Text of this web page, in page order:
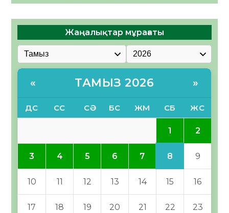
Жаңалықтар мұрағаты
« ТАМЫЗ 2026 »
ДС СС СӘ БС ЖМ СБ ЖС
1 2
3 4 5 6 7 8 9
10 11 12 13 14 15 16
17 18 19 20 21 22 23